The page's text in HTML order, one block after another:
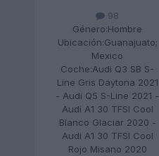
98
Género:Hombre
Ubicación:Guanajuato;
Mexico
Coche:Audi Q3 SB S-
Line Gris Daytona 2021
- Audi Q5 S-Line 2021 -
Audi A1 30 TFSI Cool
Blanco Glaciar 2020 -
Audi A1 30 TFSI Cool
Rojo Misano 2020